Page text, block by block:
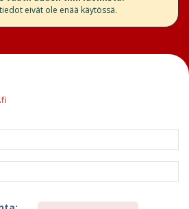
eivät ole enää käytössä.